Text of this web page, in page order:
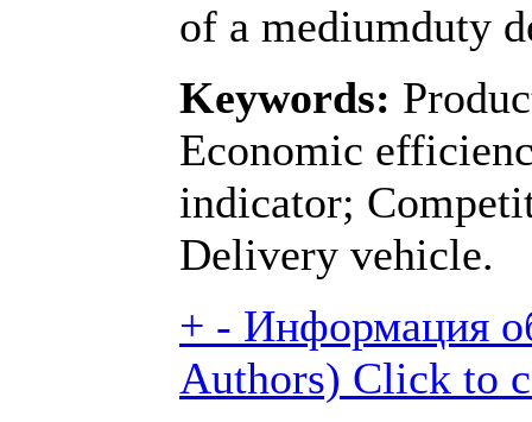
of a mediumduty
Keywords:
Economic
indicator;
Delivery vehicle.
+ - Информация
Authors) Click to